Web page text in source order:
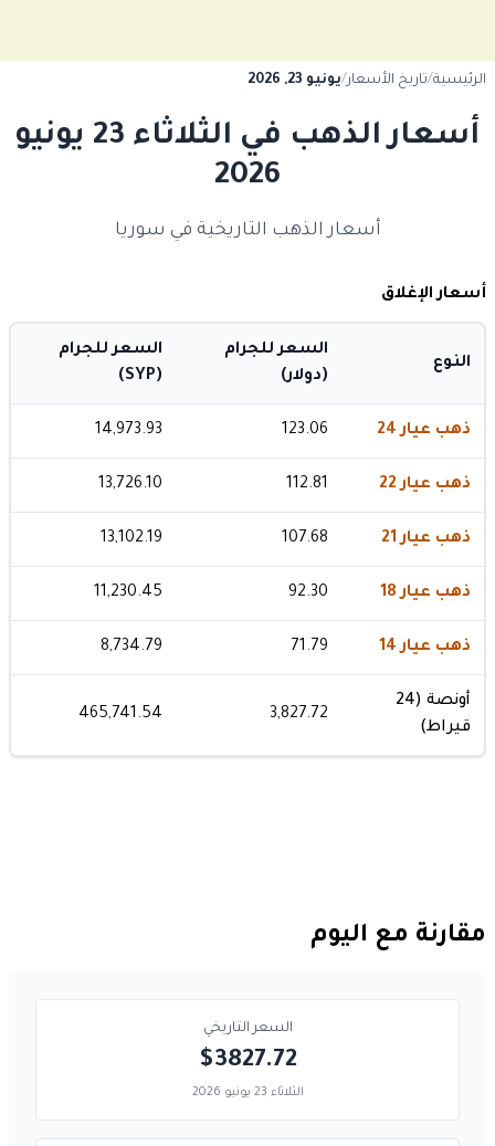
الرئيسية/تاريخ الأسعار/يونيو 23, 2026
أسعار الذهب في الثلاثاء 23 يونيو
2026
أسعار الذهب التاريخية في سوريا
أسعار الإغلاق
النوع
السعر للجرام
(دولار)
السعر للجرام
(SYP)
ذهب عيار 24 123.06
14,973.93
ذهب عيار 22 112.81
13,726.10
ذهب عيار 21 107.68
13,102.19
ذهب عيار 18 92.30
11,230.45
ذهب عيار 14 71.79
8,734.79
أونصة (24
قيراط)
3,827.72
465,741.54
مقارنة مع اليوم
السعر التاريخي
$3827.72
الثلاثاء 23 يونيو 2026